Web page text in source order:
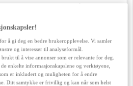
å gi deg en bedre brukeropplevelse. Vi samler
og interesser til analyseformål.
til å vise annonser som er relevante for deg.
enkelte informasjonskapslene og verktøyene,
er inkludert og muligheten for å endre
Ditt samtykke er frivillig og kan når som helst